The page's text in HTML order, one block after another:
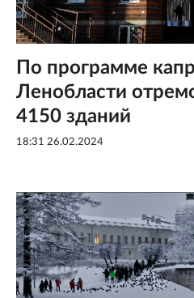
По программе
Ленобласти
4150 зданий
18:31 26.02.2024